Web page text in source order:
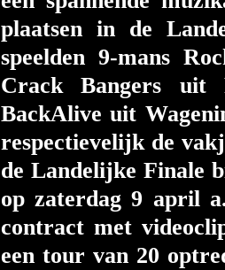
plaatsen in de
speelden 9-mans
Crack Bangers
BackAlive uit
respectievelijk de
de Landelijke Finale
op zaterdag 9 april
contract met
een tour van 20